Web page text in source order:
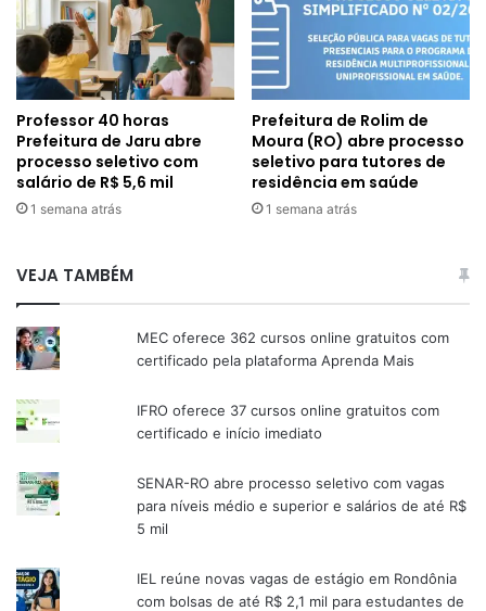
Professor 40 horas
Prefeitura de Jaru abre
processo seletivo com
salário de R$ 5,6 mil
1 semana atrás
Prefeitura de Rolim de
Moura (RO) abre processo
seletivo para tutores de
residência em saúde
1 semana atrás
VEJA TAMBÉM
MEC oferece 362 cursos online gratuitos com
certificado pela plataforma Aprenda Mais
IFRO oferece 37 cursos online gratuitos com
certificado e início imediato
SENAR-RO abre processo seletivo com vagas
para níveis médio e superior e salários de até R$
5 mil
IEL reúne novas vagas de estágio em Rondônia
com bolsas de até R$ 2,1 mil para estudantes de